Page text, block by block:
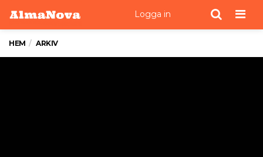
Logga in
HEM ARKIV